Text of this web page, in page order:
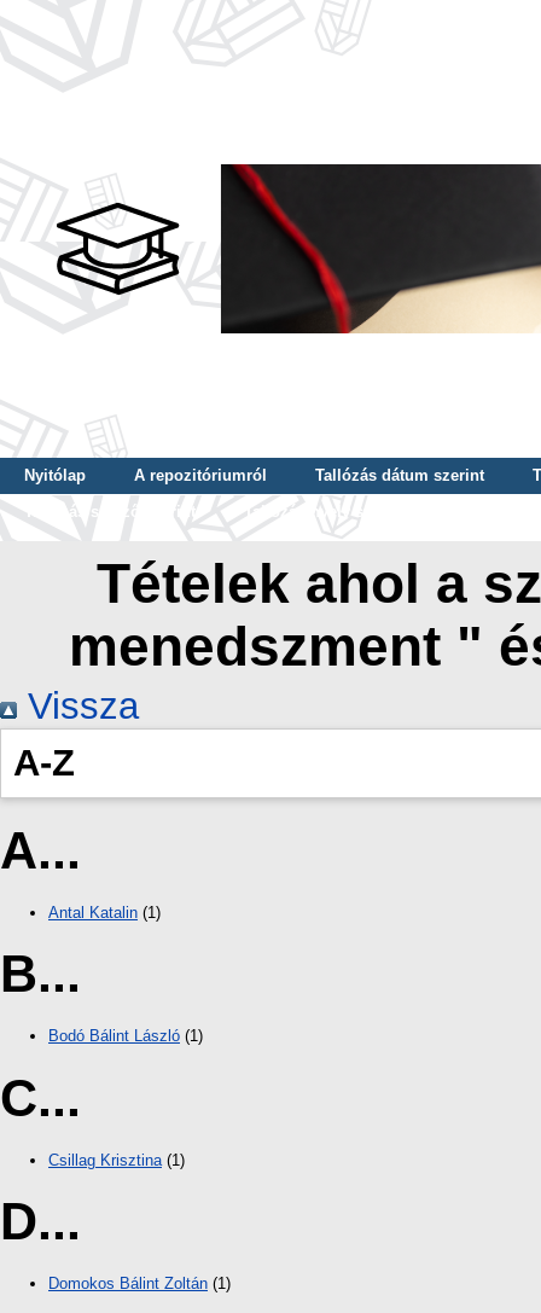
Nyitólap A repozitóriumról Tallózás dátum szerint
Tallózás szerző szerint
Tallózás nyelv szerint
Tételek ahol a
menedszment "
Vissza
A-Z
A...
Antal Katalin (1)
B...
Bodó Bálint László (1)
C...
Csillag Krisztina (1)
D...
Domokos Bálint Zoltán (1)